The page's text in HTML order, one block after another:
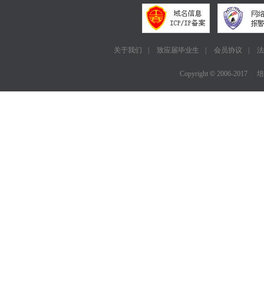
关于我们 致应届毕业生 会员协议
Copyright ©2006-2017